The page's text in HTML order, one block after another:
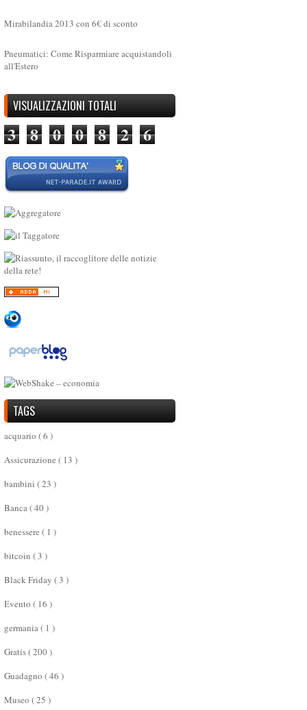
Mirabilandia 2013 con 6€ di sconto
Pneumatici: Come Risparmiare acquistandoli
all'Estero
VISUALIZZAZIONI TOTALI
3 8 0 0 8 2 6
TAGS
acquario ( 6 )
Assicurazione ( 13 )
bambini ( 23 )
Banca( 40 )
benessere ( 1 )
bitcoin ( 3 )
Black Friday ( 3 )
Evento ( 16 )
germania( 1 )
Gratis( 200 )
Guadagno ( 46 )
Museo ( 25 )